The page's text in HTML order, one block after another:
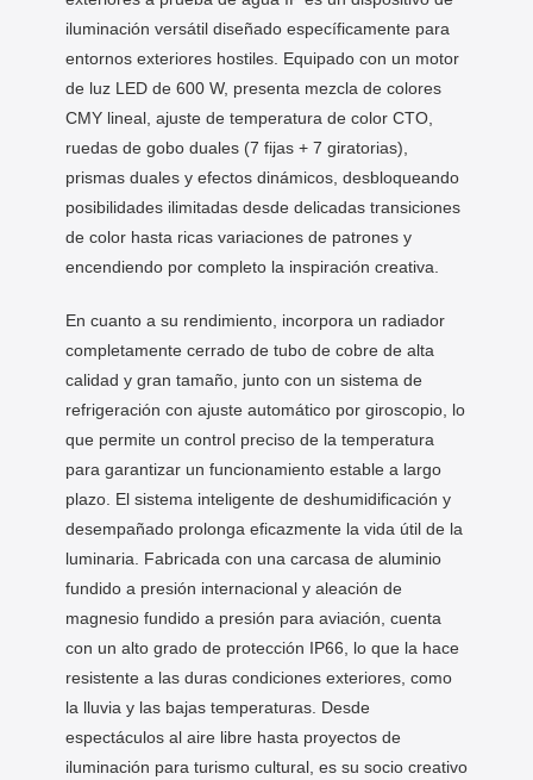
iluminación versátil diseñado específicamente para
entornos exteriores hostiles. Equipado con un motor
de luz LED de 600 W, presenta mezcla de colores
CMY lineal, ajuste de temperatura de color CTO,
ruedas de gobo duales (7 fijas + 7 giratorias),
prismas duales y efectos dinámicos, desbloqueando
posibilidades ilimitadas desde delicadas transiciones
de color hasta ricas variaciones de patrones y
encendiendo por completo la inspiración creativa.
En cuanto a su rendimiento, incorpora un radiador
completamente cerrado de tubo de cobre de alta
calidad y gran tamaño, junto con un sistema de
refrigeración con ajuste automático por giroscopio, lo
que permite un control preciso de la temperatura
para garantizar un funcionamiento estable a largo
plazo. El sistema inteligente de deshumidificación y
desempañado prolonga eficazmente la vida útil de la
luminaria. Fabricada con una carcasa de aluminio
fundido a presión internacional y aleación de
magnesio fundido a presión para aviación, cuenta
con un alto grado de protección IP66, lo que la hace
resistente a las duras condiciones exteriores, como
la lluvia y las bajas temperaturas. Desde
espectáculos al aire libre hasta proyectos de
iluminación para turismo cultural, es su socio creativo